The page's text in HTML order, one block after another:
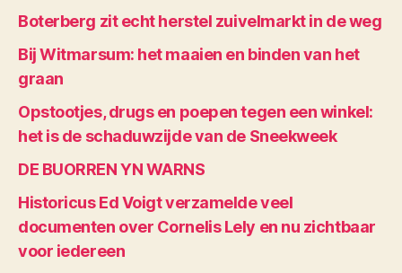
Boterberg zit echt herstel zuivelmarkt in de weg
Bij Witmarsum: het maaien en binden van het
graan
Opstootjes, drugs en poepen tegen een winkel:
het is de schaduwzijde van de Sneekweek
DE BUORREN YN WARNS
Historicus Ed Voigt verzamelde veel
documenten over Cornelis Lely en nu zichtbaar
voor iedereen